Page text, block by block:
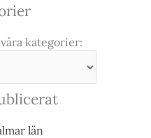
kategorier:
län